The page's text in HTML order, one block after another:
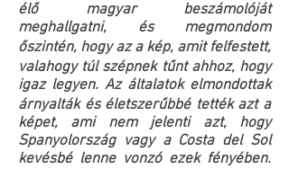
élő magyar beszámolóját
meghallgatni, és megmondom
őszintén, hogy az a kép, amit felfestett,
valahogy túl szépnek tűnt ahhoz, hogy
igaz legyen. Az általatok elmondottak
árnyalták és életszerűbbé tették azt a
képet, ami nem jelenti azt, hogy
Spanyolország vagy a Costa del Sol
kevésbé lenne vonzó ezek fényében.